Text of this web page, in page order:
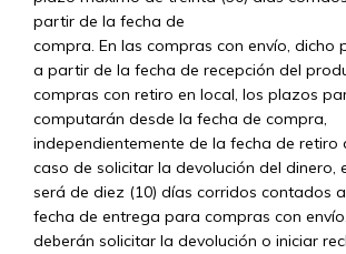
partir de la fecha de
compra. En las compras con envío, dicho
a partir de la fecha de recepción del
compras con retiro en local, los plazos
computarán desde la fecha de compra,
independientemente de la fecha de retiro
caso de solicitar la devolución del dinero,
será de diez (10) días corridos contados
fecha de entrega para compras con
deberán solicitar la devolución o iniciar